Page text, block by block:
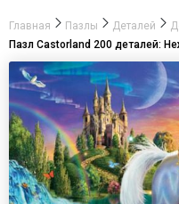
Главная Пазлы Деталей
Пазл Castorland 200 деталей: